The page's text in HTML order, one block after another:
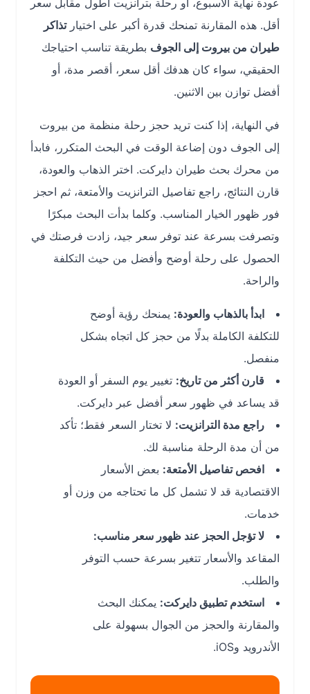
عودة نهاية الأسبوع، أو رحلة بترانزيت أطول مقابل سعر
أقل. هذه المقارنة تمنحك قدرة أكبر على اختيارتذاكر
طيران من بيروت إلى الجوفبطريقة تناسب احتياجك
الحقيقي، سواء كان هدفك أقل سعر، أقصر مدة، أو
أفضل توازن بين الاثنين.
في النهاية، إذا كنت تريد حجز رحلة منظمة من بيروت
إلى الجوف دون إضاعة الوقت في البحث المتكرر، فابدأ
من محرك بحث طيران دايركت. اختر الذهاب والعودة،
قارن النتائج، راجع تفاصيل الترانزيت والأمتعة، ثم احجز
فور ظهور الخيار المناسب. وكلما بدأت البحث مبكرًا
وتصرفت بسرعة عند توفر سعر جيد، زادت فرصتك في
الحصول على رحلة أوضح وأفضل من حيث التكلفة
والراحة.
ابدأ بالذهاب والعودة:يمنحك رؤية أوضح
للتكلفة الكاملة بدلًا من حجز كل اتجاه بشكل
منفصل.
قارن أكثر من تاريخ: تغيير يوم السفر أو العودة
قد يساعد في ظهور سعر أفضل عبر دايركت.
راجع مدة الترانزيت:لا تختار السعر فقط؛ تأكد
من أن مدة الرحلة مناسبة لك.
افحص تفاصيل الأمتعة:بعض الأسعار
الاقتصادية قد لا تشمل كل ما تحتاجه من وزن أو
خدمات.
لا تؤجل الحجز عند ظهور سعر مناسب:
المقاعد والأسعار تتغير بسرعة حسب التوفر
والطلب.
استخدم تطبيق دايركت:يمكنك البحث
والمقارنة والحجز من الجوال بسهولة على
الأندرويد وiOS.